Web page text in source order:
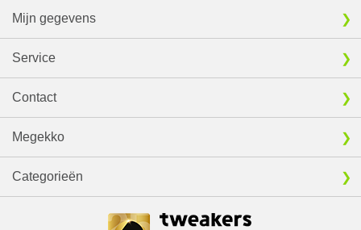
Mijn gegevens
Service
Contact
Megekko
Categorieën